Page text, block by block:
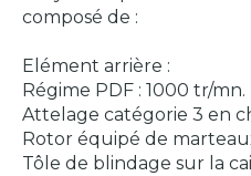
composé de :
Elément arrière :
Régime PDF : 1000 tr/mn.
Attelage catégorie 3 en
Rotor équipé de
Tôle de blindage sur la